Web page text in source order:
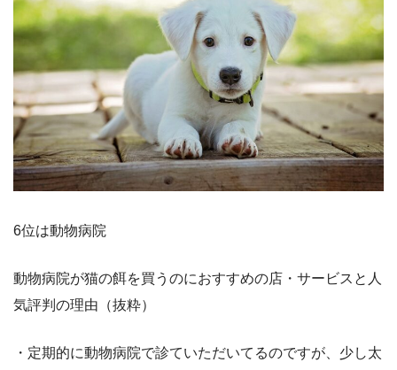
6位は動物病院
動物病院が猫の餌を買うのにおすすめの店・サービスと人
気評判の理由（抜粋）
・定期的に動物病院で診ていただいてるのですが、少し太